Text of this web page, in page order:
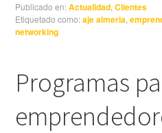
Publicado en:Actualidad ,Clientes
Etiquetado como:aje almeria ,
networking
Programas